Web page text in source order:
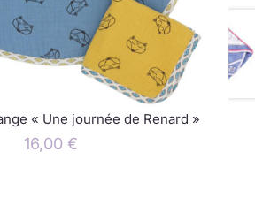
« Une journée de Renard »
16,00 €